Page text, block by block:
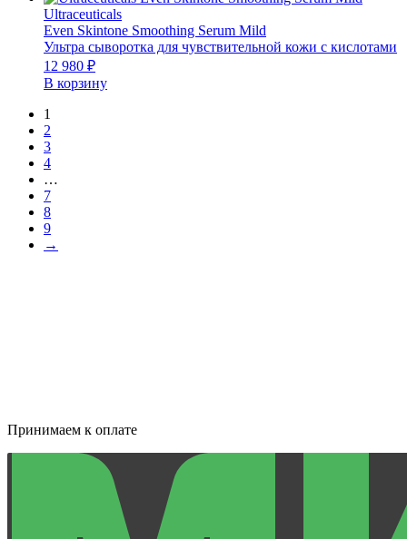
Ultraceuticals
Even Skintone Smoothing Serum Mild
Ультра сыворотка для чувствительной кожи с кислотами
12 980 ₽
В корзину
1
2
3
4
…
7
8
9
→
Принимаем к оплате